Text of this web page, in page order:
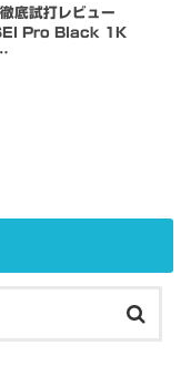
底試打レビュー
Pro Black 1K